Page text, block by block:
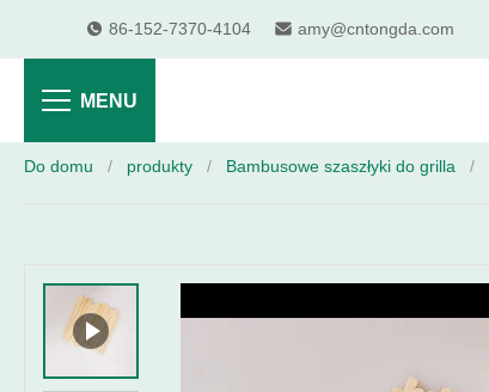
86-152-7370-4104 amy@cntongda.com
MENU
Do domu / produkty / Bambusowe szaszłyki do grilla /